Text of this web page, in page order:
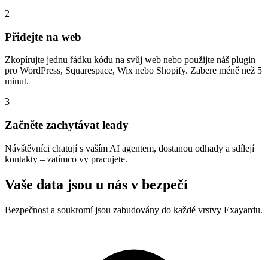
2
Přidejte na web
Zkopírujte jednu řádku kódu na svůj web nebo použijte náš plugin
pro WordPress, Squarespace, Wix nebo Shopify. Zabere méně než 5
minut.
3
Začněte zachytávat leady
Návštěvníci chatují s vaším AI agentem, dostanou odhady a sdílejí
kontakty – zatímco vy pracujete.
Vaše data jsou u nás v bezpečí
Bezpečnost a soukromí jsou zabudovány do každé vrstvy Exayardu.